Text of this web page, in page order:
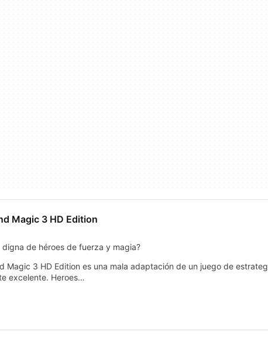
Magic 3 HD Edition
digna de héroes de fuerza y magia?
Magic 3 HD Edition es una mala adaptación de un juego de
excelente. Heroes…